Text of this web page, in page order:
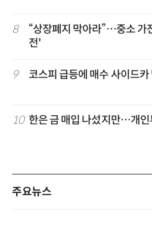
8
“상장폐지 막아라”…중소 가
전'
9 코스피 급등에 매수 사이드카
10 한은 금 매입 나섰지만…개
주요뉴스